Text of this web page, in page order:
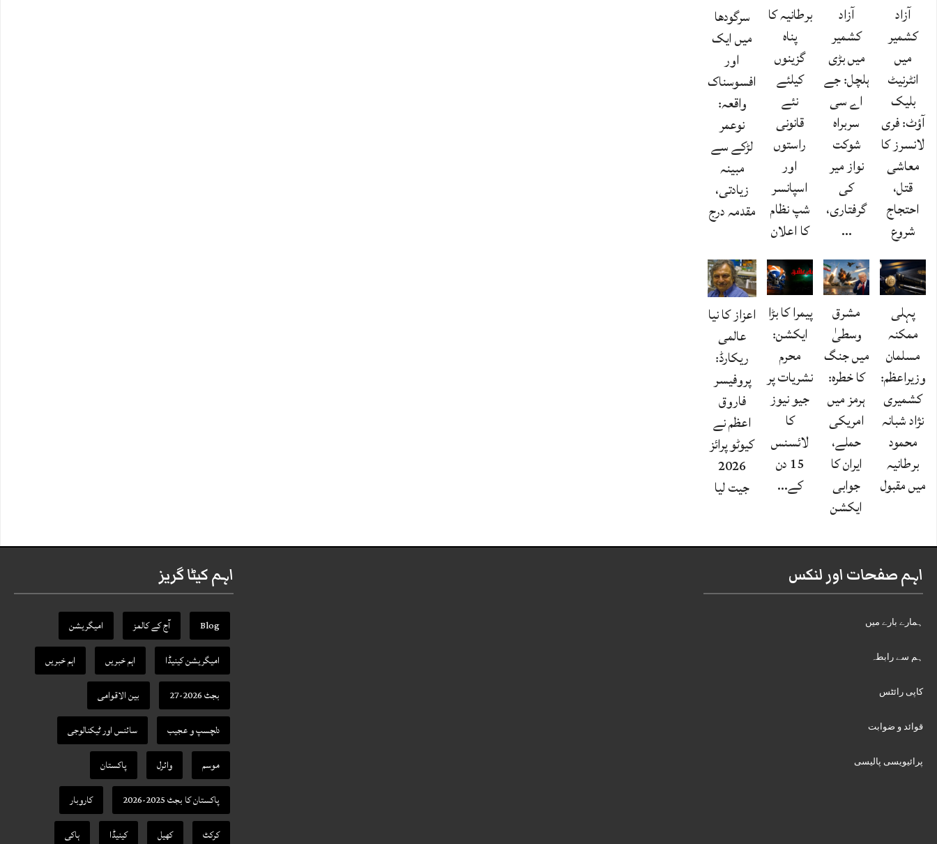
آزاد
کشمیر
میں
انٹرنیٹ
بلیک
آؤٹ: فری
لانسرز کا
معاشی
قتل،
احتجاج
شروع
آزاد
کشمیر
میں بڑی
ہلچل: جے
اے سی
سربراہ
شوکت
نواز میر
کی
گرفتاری،
…
برطانیہ کا
پناہ
گزینوں
کیلئے
نئے
قانونی
راستوں
اور
اسپانسر
شپ نظام
کا اعلان
سرگودھا
میں ایک
اور
افسوسناک
واقعہ:
نوعمر
لڑکے سے
مبینہ
زیادتی،
مقدمہ درج
پہلی
ممکنہ
مسلمان
وزیراعظم:
کشمیری
نژاد شبانہ
محمود
برطانیہ
میں مقبول
مشرق
وسطیٰ
میں جنگ
کا خطرہ:
ہرمز میں
امریکی
حملے،
ایران کا
جوابی
ایکشن
پیمرا کا بڑا
ایکشن:
محرم
نشریات پر
جیو نیوز
کا
لائسنس
15 دن
کے…
اعزاز کا نیا
عالمی
ریکارڈ:
پروفیسر
فاروق
اعظم نے
کیوٹو پرائز
2026
جیت لیا
اہم صفحات اور لنکس
ہمارے بارے میں
ہم سے رابطہ
کاپی رائٹس
قوائد و ضوابت
پرائیویسی پالیسی
اہم کیٹا گریز
Blog آج کے کالمز
امیگریشن
امیگریشن کینیڈا
اہم خبریں
اہم خبریں
بجٹ 2026-27
بین الاقوامی
دلچسپ و عجیب
سائنس اور ٹیکنالوجی
موسم
وائرل
پاکستان
پاکستان کا بجٹ 2025-2026
کاروبار
کرکٹ
کھیل کینیڈا ہاکی